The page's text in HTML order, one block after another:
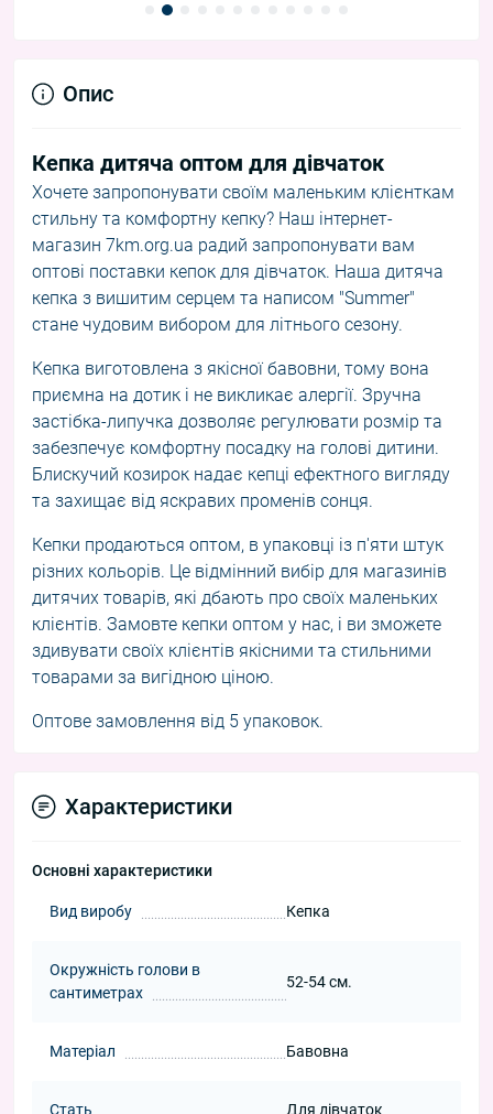
Опис
Кепка дитяча оптом для дівчаток
Хочете запропонувати своїм маленьким клієнткам
стильну та комфортну кепку? Наш інтернет-
магазин 7km.org.ua радий запропонувати вам
оптові поставки кепок для дівчаток. Наша дитяча
кепка з вишитим серцем та написом "Summer"
стане чудовим вибором для літнього сезону.
Кепка виготовлена з якісної бавовни, тому вона
приємна на дотик і не викликає алергії. Зручна
застібка-липучка дозволяє регулювати розмір та
забезпечує комфортну посадку на голові дитини.
Блискучий козирок надає кепці ефектного вигляду
та захищає від яскравих променів сонця.
Кепки продаються оптом, в упаковці із п'яти штук
різних кольорів. Це відмінний вибір для магазинів
дитячих товарів, які дбають про своїх маленьких
клієнтів. Замовте кепки оптом у нас, і ви зможете
здивувати своїх клієнтів якісними та стильними
товарами за вигідною ціною.
Оптове замовлення від 5 упаковок.
Характеристики
Основні характеристики
Вид виробу Кепка
Окружність голови в
сантиметрах
52-54 см.
Матеріал Бавовна
Стать Для дівчаток